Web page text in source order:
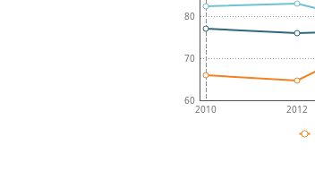
2010 2012
60
70
80